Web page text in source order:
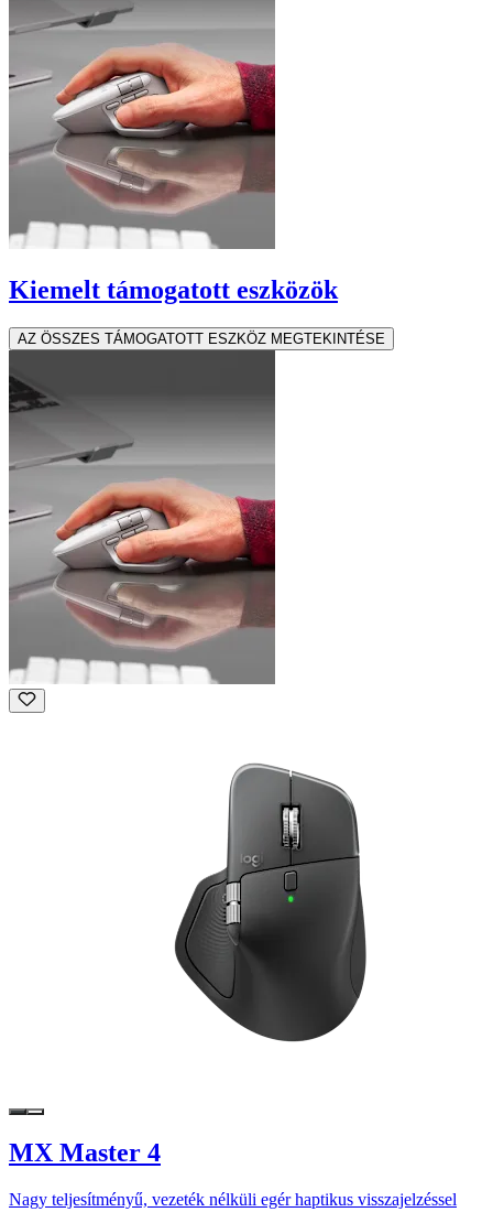
Kiemelt támogatott eszközök
AZ ÖSSZES TÁMOGATOTT ESZKÖZ MEGTEKINTÉSE
MX Master 4
Nagy teljesítményű, vezeték nélküli egér haptikus visszajelzéssel